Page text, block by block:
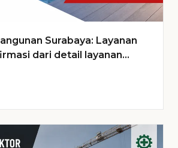
Surabaya: Layanan
dari detail layanan